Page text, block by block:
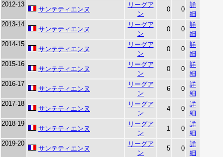
2012-13
サンテティエンヌ
リーグア
ン
0 0
詳
細
2013-14
サンテティエンヌ
リーグア
ン
0 0
詳
細
2014-15
サンテティエンヌ
リーグア
ン
0 0
詳
細
2015-16
サンテティエンヌ
リーグア
ン
0 0
詳
細
2016-17
サンテティエンヌ
リーグア
ン
6 0
詳
細
2017-18
サンテティエンヌ
リーグア
ン
4 0
詳
細
2018-19
サンテティエンヌ
リーグア
ン
1 0
詳
細
2019-20
サンテティエンヌ
リーグア
ン
5 0
詳
細